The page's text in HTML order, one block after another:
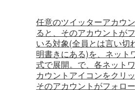
任意のツイッターアカウ
ると、そのアカウントが
いる対象(全員とは言い切
明書きにある)を、ネット
式で展開。で、各ネット
カウントアイコンをクリッ
そのアカウントがフォロ